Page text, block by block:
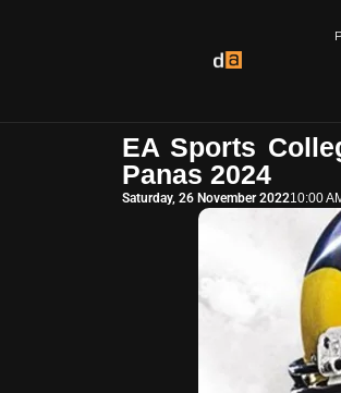
EA Sports
Panas 2024
Saturday, 26 November 202210:00